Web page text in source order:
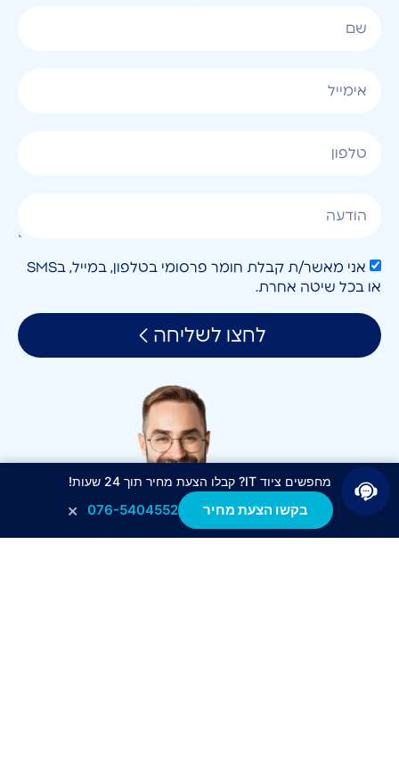
אני מאשר/ת קבלת חומר פרסומי בטלפון, במייל, בSMS
או בכל שיטה אחרת.
לחצו לשליחה
מחפשים ציוד IT? קבלו הצעת מחיר תוך 24 שעות!
בקשו הצעת מחיר 076-5404552
×